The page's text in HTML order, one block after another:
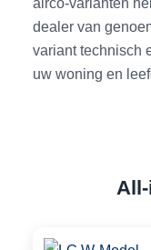
dealer van
variant technisch
uw woning en